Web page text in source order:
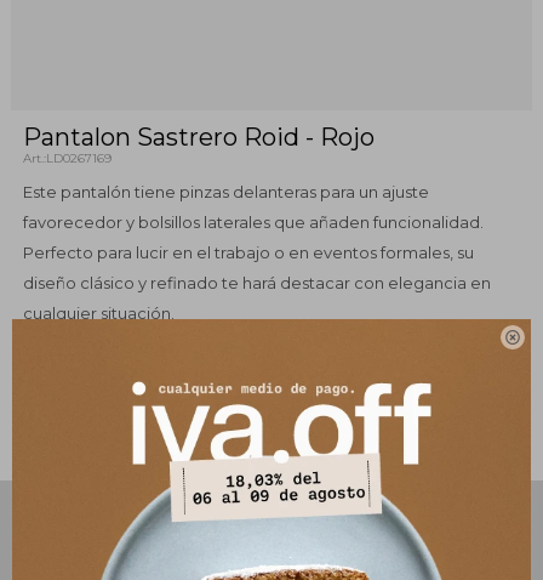

Pantalon Sastrero Roid - Rojo
LD0267169
Este pantalón tiene pinzas delanteras para un ajuste
favorecedor y bolsillos laterales que añaden funcionalidad.
Perfecto para lucir en el trabajo o en eventos formales, su
diseño clásico y refinado te hará destacar con elegancia en
cualquier situación.
Este artículo está agotado.
PRODUCTOS QUE TE PUEDEN INTERESAR